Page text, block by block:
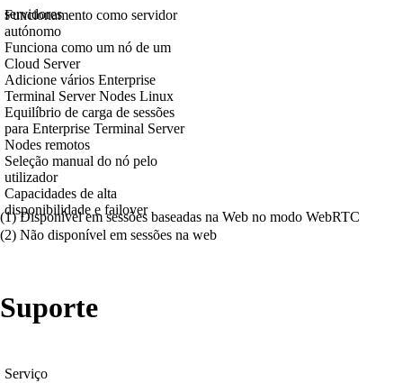
servidores
Funcionamento como servidor
autónomo
Funciona como um nó de um
Cloud Server
Adicione vários Enterprise
Terminal Server Nodes Linux
Equilíbrio de carga de sessões
para Enterprise Terminal Server
Nodes remotos
Seleção manual do nó pelo
utilizador
Capacidades de alta
disponibilidade e failover
(1) Disponível em sessões baseadas na Web no modo WebRTC
(2) Não disponível em sessões na web
Suporte
Serviço